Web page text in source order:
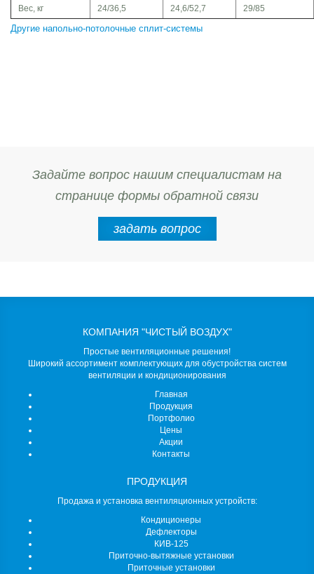
Вес, кг 24/36,5 24,6/52,7 29/85
Другие напольно-потолочные сплит-системы
Задайте вопрос нашим специалистам на
странице формы обратной связи
задать вопрос
КОМПАНИЯ "ЧИСТЫЙ ВОЗДУХ"
Простые вентиляционные решения!
Широкий ассортимент комплектующих для обустройства систем
вентиляции и кондиционирования
Главная
Продукция
Портфолио
Цены
Акции
Контакты
ПРОДУКЦИЯ
Продажа и установка вентиляционных устройств:
Кондиционеры
Дефлекторы
КИВ-125
Приточно-вытяжные установки
Приточные установки